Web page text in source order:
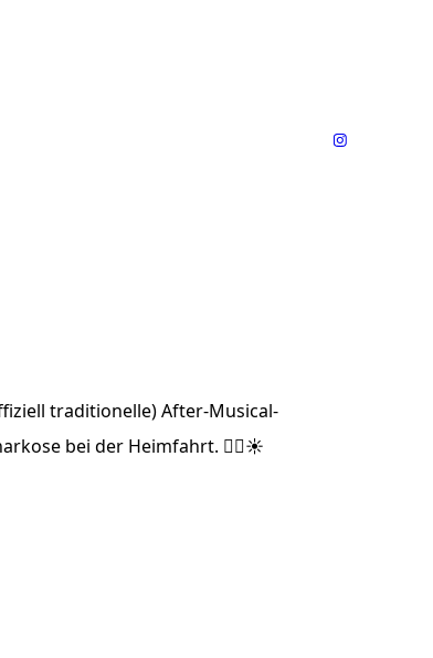
traditionelle) After-Musical-
bei der Heimfahrt. 👌🏼☀️